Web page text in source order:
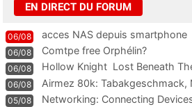
EN DIRECT DU FORUM
06/08 acces NAS depuis smartphone
06/08 Comtpe free Orphélin?
06/08 Hollow Knight  Lost Beneath
06/08
Airmez 80k: Tabakgeschmack,
Technologie und Leistung im
05/08 Networking: Connecting